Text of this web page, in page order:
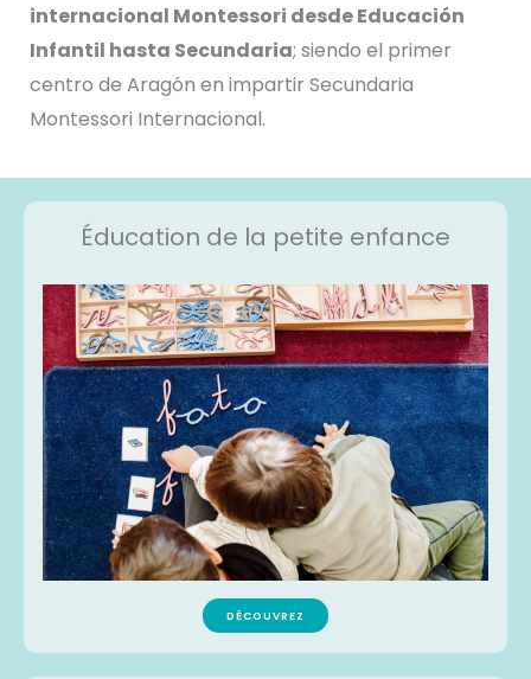
internacional Montessori desde Educación
Infantil hasta Secundaria; siendo el primer
centro de Aragón en impartir Secundaria
Montessori Internacional.
Éducation de la petite enfance
DÉCOUVREZ